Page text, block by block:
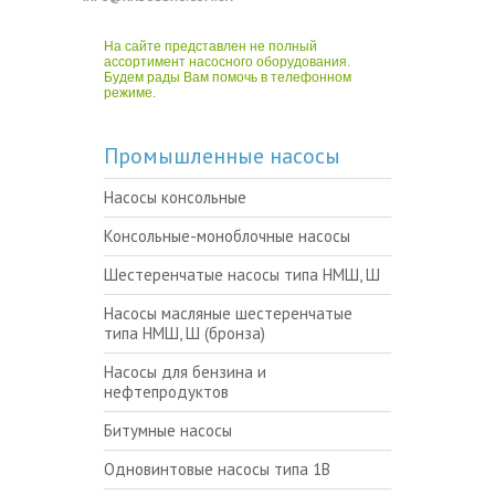
На сайте представлен не полный
ассортимент насосного оборудования.
Будем рады Вам помочь в телефонном
режиме.
Промышленные насосы
Насосы консольные
Консольные-моноблочные насосы
Шестеренчатые насосы типа НМШ, Ш
Насосы масляные шестеренчатые
типа НМШ, Ш (бронза)
Насосы для бензина и
нефтепродуктов
Битумные насосы
Одновинтовые насосы типа 1В